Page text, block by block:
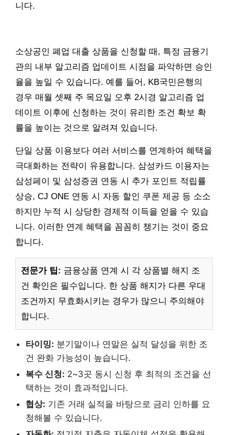
니다.
소상공인 폐업 대출 상품을 신청할 때, 특정 금융기
관의 내부 알고리즘 업데이트 시점을 파악하면 승인
율을 높일 수 있습니다. 예를 들어, KB국민은행의
경우 매월 셋째 주 목요일 오후 2시경 알고리즘 업
데이트 이후에 신청하는 것이 유리한 조건 확보 확
률을 높이는 것으로 알려져 있습니다.
단일 상품 이용보다 여러 서비스를 연계하여 혜택을
극대화하는 전략이 유용합니다. 삼성카드 이용자는
삼성페이 및 삼성증권 연동 시 추가 포인트 적립률
상승, CJ ONE 연동 시 자동 할인 쿠폰 제공 등 소소
하지만 누적 시 상당한 경제적 이득을 얻을 수 있습
니다. 이러한 연계 혜택을 꼼꼼히 챙기는 것이 중요
합니다.
전문가 팁: 금융상품 연계 시 각 상품별 해지 조
건 확인은 필수입니다. 한 상품 해지가 다른 우대
조건까지 무효화시키는 경우가 많으니 주의해야
합니다.
타이밍: 분기말이나 연말은 실적 달성을 위한 조
건 완화 가능성이 높습니다.
복수 신청: 2~3곳 동시 신청 후 최적의 조건을 선
택하는 것이 효과적입니다.
협상: 기존 거래 실적을 바탕으로 금리 인하를 요
청해볼 수 있습니다.